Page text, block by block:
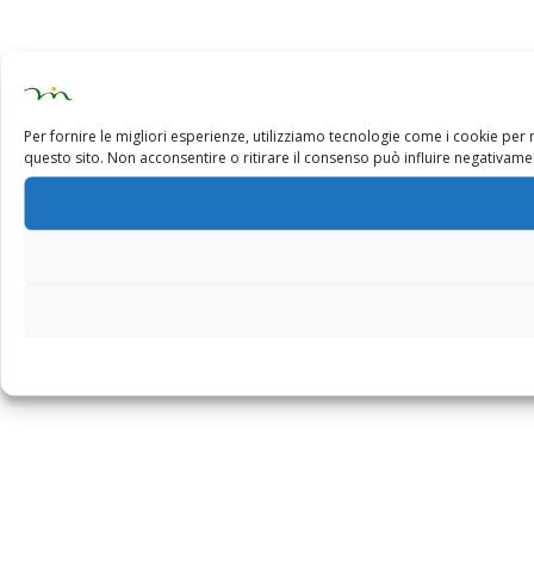
Per fornire le migliori esperienze, utilizziamo tecnologie come i cookie
questo sito. Non acconsentire o ritirare il consenso può influire